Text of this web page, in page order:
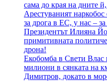
сама до края на дните
Арестуваният
за дрога в ЕС, у нас –
Президентът Илияна
примитивната
дрона!
Екобомба в Свети Влас
милиони в сянката на
Димитров, докато в